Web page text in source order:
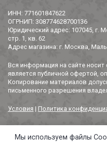
ИНН: 771601847622
ОГРНИП: 308774628700136
Юридический адрес: 107045, г.
стр. 1, кв. 62
Адрес магазина: г. Москва,
Вся информация на сайте
является публичной офертой,
Копирование материалов
письменного разрешения
Условия | Политика
© 2014-2026 «3 СОРОКИ». Все
Мы используем файлы